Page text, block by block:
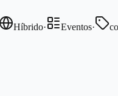
Híbrido· Eventos·